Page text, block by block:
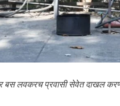
बस लवकरच प्रवासी सेवेत दाखल